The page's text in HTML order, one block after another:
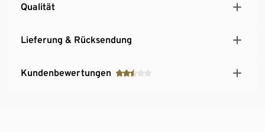
Qualität
Lieferung & Rücksendung
Kundenbewertungen